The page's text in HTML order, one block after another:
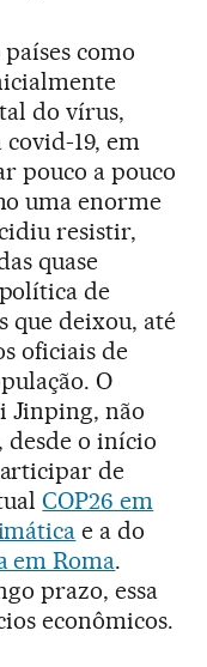
como
do vírus,
19, em
pouco a pouco
uma enorme
resistir,
quase
de
que deixou, até
oficiais de
O
Jinping, não
desde o início
de
COP26 em
e a do
em Roma.
prazo, essa
econômicos.